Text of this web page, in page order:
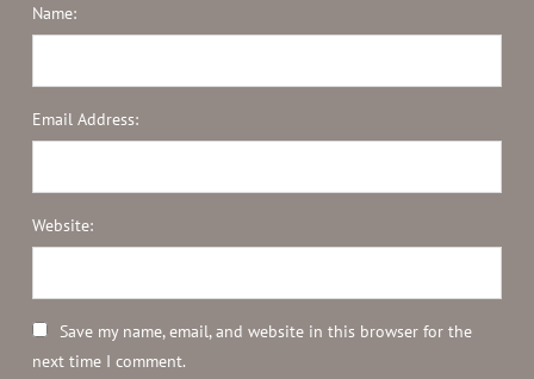
Name:
Email Address:
Website:
Save my name, email, and website in this browser for the
next time I comment.